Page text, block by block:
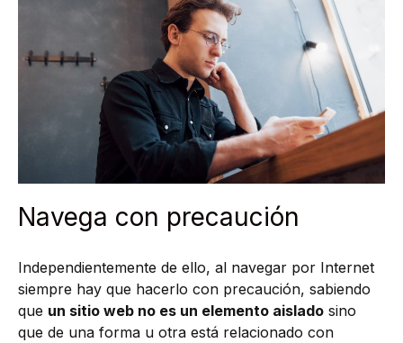
Navega con precaución
Independientemente de ello, al navegar por Internet
siempre hay que hacerlo con precaución, sabiendo
que un sitio web no es un elemento aislado sino
que de una forma u otra está relacionado con